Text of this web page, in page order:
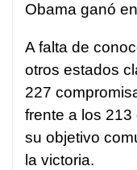
Obama ganó
A falta de
otros estados
227
frente a los
su objetivo
la victoria.